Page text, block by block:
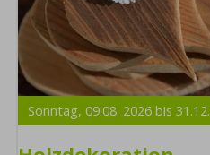
Sonntag,09.08. 2026 bis31.12.